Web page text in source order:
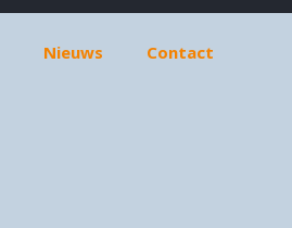
Nieuws Contact